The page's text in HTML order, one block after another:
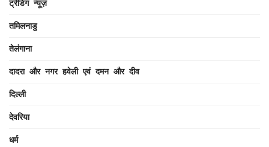
ट्रेंडिंग न्यूज़
तमिलनाडु
तेलंगाना
दादरा और नगर हवेली एवं दमन और दीव
दिल्ली
देवरिया
धर्म